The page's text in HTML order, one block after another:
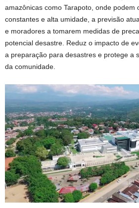
amazônicas como Tarapoto, onde podem
constantes e alta umidade, a previsão
e moradores a tomarem medidas de
potencial desastre. Reduz o impacto de
a preparação para desastres e protege a
da comunidade.